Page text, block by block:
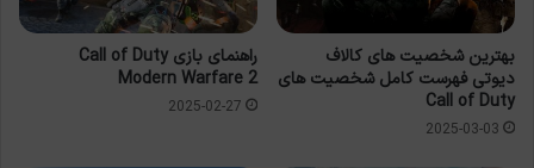
بهترین شخصیت های کالاف
دیوتی فهرست کامل شخصیت های
Call of Duty
2025-03-03
راهنمای بازی Call of Duty
Modern Warfare 2
2025-02-27